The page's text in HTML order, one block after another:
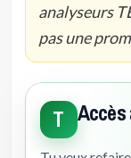
analyseurs
pas une
T Accès